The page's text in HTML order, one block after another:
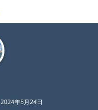
2024年5月24日